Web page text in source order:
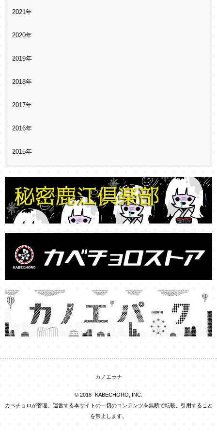
2021年
2020年
2019年
2018年
2017年
2016年
2015年
カノエラナ
© 2018- KABECHORO, INC.
カベチョロが管理、運営する本サイトの一切のコンテンツを無断で転載、引用すること
を禁止します。